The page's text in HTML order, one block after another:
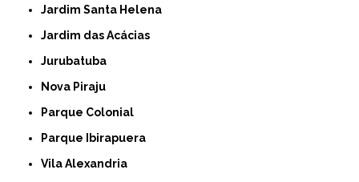
Jardim Santa Helena
Jardim das Acácias
Jurubatuba
Nova Piraju
Parque Colonial
Parque Ibirapuera
Vila Alexandria